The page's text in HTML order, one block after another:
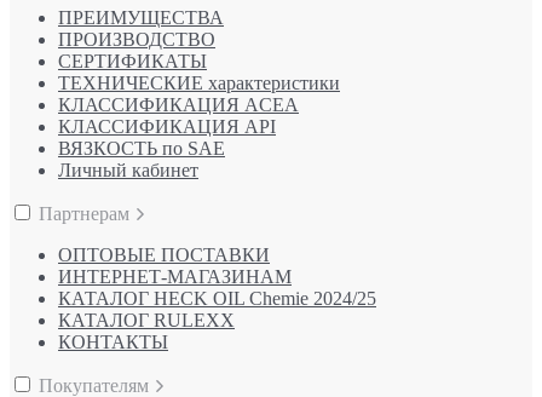
ПРЕИМУЩЕСТВА
ПРОИЗВОДСТВО
СЕРТИФИКАТЫ
ТЕХНИЧЕСКИЕ характеристики
КЛАССИФИКАЦИЯ ACEA
КЛАССИФИКАЦИЯ API
ВЯЗКОСТЬ по SAE
Личный кабинет
Партнерам
ОПТОВЫЕ ПОСТАВКИ
ИНТЕРНЕТ-МАГАЗИНАМ
КАТАЛОГ HECK OIL Chemie 2024/25
КАТАЛОГ RULEXX
КОНТАКТЫ
Покупателям